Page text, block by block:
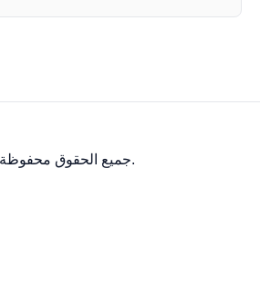
© 2026 Kalstein. جميع الحقوق محفوظة.